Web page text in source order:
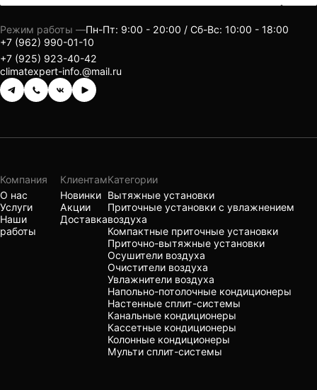
Режим работы —Пн-Пт: 9:00 - 20:00 / Сб-Вс: 10:00 - 18:00
+7 (962) 990-01-10
+7 (925) 923-40-42
climatexpert-info.@mail.ru
Компания
О нас
Услуги
Наши
работы
Клиентам
Новинки
Акции
Доставка
Категории
Вытяжные установки
Приточные установки с увлажнением
воздуха
Компактные приточные установки
Приточно-вытяжные установки
Осушители воздуха
Очистители воздуха
Увлажнители воздуха
Напольно-потолочные кондиционеры
Настенные сплит-системы
Канальные кондиционеры
Кассетные кондиционеры
Колонные кондиционеры
Мульти сплит-системы